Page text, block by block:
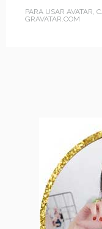
PARA USAR AVATAR,
GRAVATAR.COM